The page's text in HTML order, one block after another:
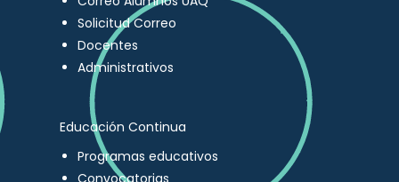
Solicitud Correo
Docentes
Administrativos
Educación Continua
Programas educativos
Convocatorias